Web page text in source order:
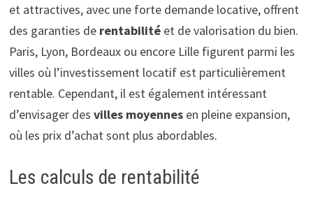
et attractives, avec une forte demande locative, offrent
des garanties de rentabilitéet de valorisation du bien.
Paris, Lyon, Bordeaux ou encore Lille figurent parmi les
villes où l’investissement locatif est particulièrement
rentable. Cependant, il est également intéressant
d’envisager des villes moyennesen pleine expansion,
où les prix d’achat sont plus abordables.
Les calculs de rentabilité